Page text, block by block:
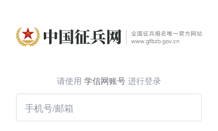
请使用 学信网账号 进行登录